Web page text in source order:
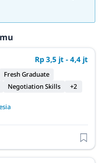
Rp 3,5 jt - 4,4 jt
Fresh Graduate
Negotiation Skills +2